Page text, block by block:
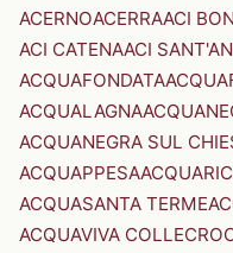
ACERNOACERRAACI
ACI CATENAACI
ACQUAFONDATA
ACQUALAGNA
ACQUANEGRA SUL
ACQUAPPESA
ACQUASANTA TERME
ACQUAVIVA